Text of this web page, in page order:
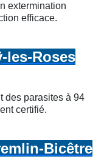
extermination
efficace.
les-Roses
des parasites à 94
certifié.
Bicêtre